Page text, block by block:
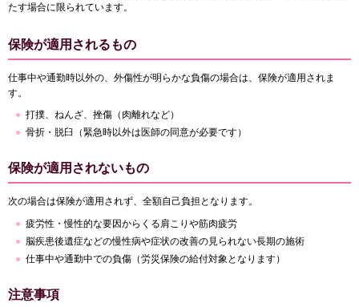
たす場合に限られています。
保険が適用されるもの
仕事中や通勤時以外の、外傷性が明らかな負傷の場合は、保険が適用されま
す。
打撲、ねんざ、挫傷（肉離れなど）
骨折・脱臼（緊急時以外は医師の同意が必要です）
保険が適用されないもの
次の場合は保険が適用されず、全額自己負担となります。
疲労性・慢性的な要因からくる肩こりや筋肉疲労
脳疾患後遺症などの慢性病や症状の改善の見られない長期の施術
仕事中や通勤中での負傷（労災保険の給付対象となります）
注意事項